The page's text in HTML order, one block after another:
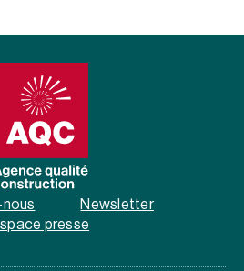
Newsletter
presse